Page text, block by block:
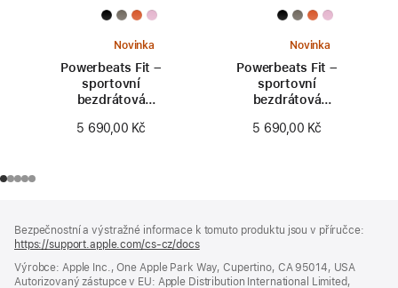
Novinka
Powerbeats Fit –
sportovní
bezdrátová
zajištěním v uchu –
5 690,00 Kč
Novinka
Powerbeats Fit –
sportovní
bezdrátová
zajištěním v uchu –
5 690,00 Kč
Bezpečnostní a výstražné informace k tomuto produktu jsou v příručce:
https://support.apple.com/cs-cz/docs(otevře
v novém
Výrobce: Apple Inc., One Apple Park Way, Cupertino, CA 95014, USA
Autorizovaný zástupce v EU: Apple Distribution International Limited,